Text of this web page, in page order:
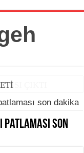
ÇIKTI
son dakika
patlaması son